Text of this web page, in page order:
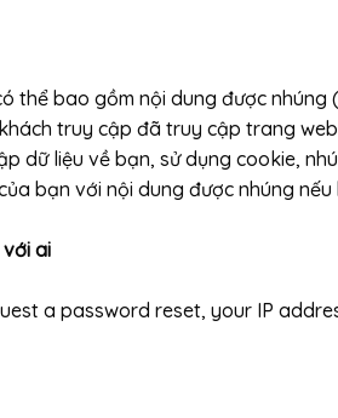
thể bao gồm nội dung được
truy cập đã truy cập trang
dữ liệu về bạn, sử dụng cookie,
bạn với nội dung được nhúng
ai
a password reset, your IP